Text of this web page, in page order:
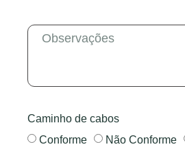
Caminho de cabos
Conforme
Não Conforme